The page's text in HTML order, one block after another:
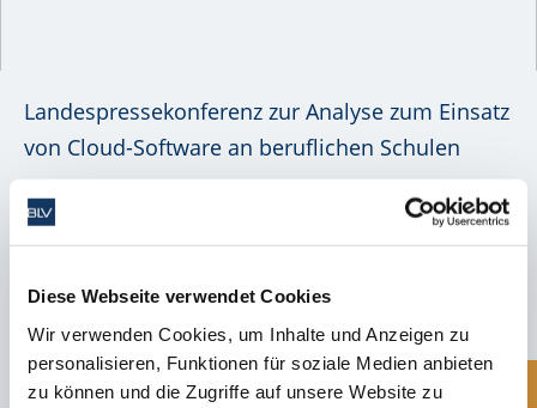
Diese Webseite verwendet Cookies
Wir verwenden Cookies, um Inhalte und Anzeigen zu
personalisieren, Funktionen für soziale Medien anbieten
zu können und die Zugriffe auf unsere Website zu
Landespressekonferenz zur Analyse zum Einsatz
von Cloud-Software an beruflichen Schulen
26. Juni 2023
Der BLV fordert die Prüfung des Einsatzes moderner Cloud-
eines Pilotversuches an ausgewählten beruflichen Schulen.